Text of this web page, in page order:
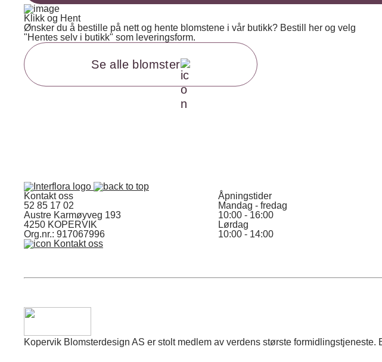
Klikk og Hent
Ønsker du å bestille på nett og hente blomstene i vår butikk? Bestill her og velg
"Hentes selv i butikk" som leveringsform.
Se alle blomster
Kontakt oss
52 85 17 02
Austre Karmøyveg 193
4250 KOPERVIK
Org.nr.: 917067996
Kontakt oss
Åpningstider
Mandag - fredag
10:00 - 16:00
Lørdag
10:00 - 14:00
Kopervik Blomsterdesign AS er stolt medlem av verdens største